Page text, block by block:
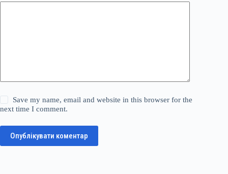
Save my name, email and website in this browser for the
next time I comment.
Опублікувати коментар